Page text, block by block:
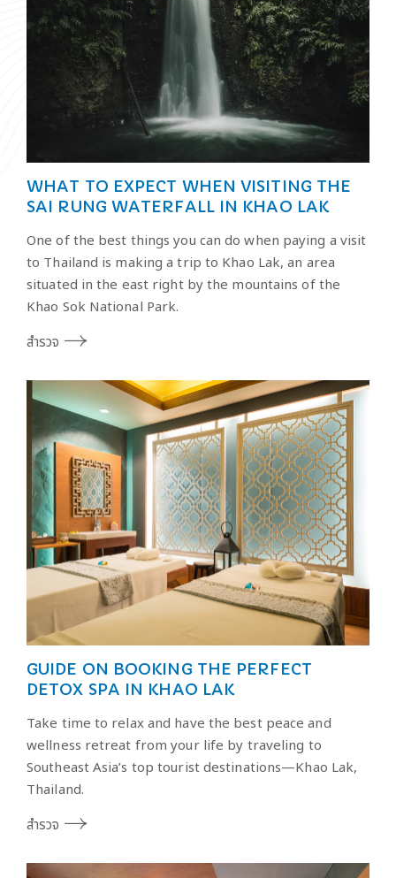
WHAT TO EXPECT WHEN VISITING THE
SAI RUNG WATERFALL IN KHAO LAK
One of the best things you can do when paying a visit
to Thailand is making a trip to Khao Lak, an area
situated in the east right by the mountains of the
Khao Sok National Park.
สำรวจ
GUIDE ON BOOKING THE PERFECT
DETOX SPA IN KHAO LAK
Take time to relax and have the best peace and
wellness retreat from your life by traveling to
Southeast Asia’s top tourist destinations⁠—Khao Lak,
Thailand.
สำรวจ